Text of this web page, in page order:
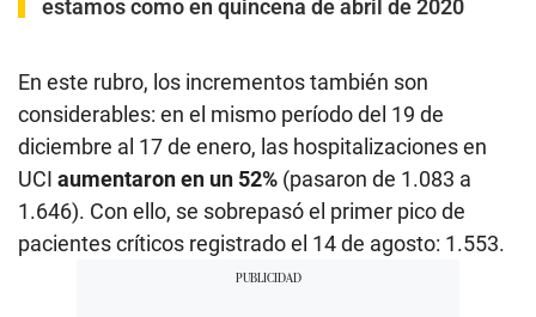
estamos como en quincena de abril de 2020
En este rubro, los incrementos también son
considerables: en el mismo período del 19 de
diciembre al 17 de enero, las hospitalizaciones en
UCI aumentaron en un 52% (pasaron de 1.083 a
1.646). Con ello, se sobrepasó el primer pico de
pacientes críticos registrado el 14 de agosto: 1.553.